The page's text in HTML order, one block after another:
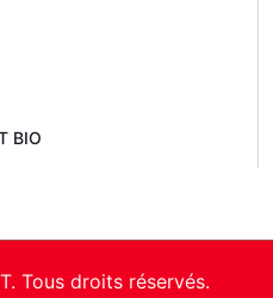
BIO
Tous droits réservés.